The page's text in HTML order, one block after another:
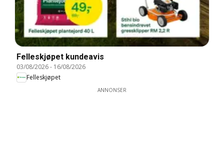
Felleskjøpet kundeavis
03/08/2026- 16/08/2026
Felleskjøpet
ANNONSER